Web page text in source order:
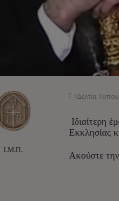
Ι.Μ.Π.
Δελτία Τύπου
Ιδιαίτερη
Εκκλησίας
Ακούστε